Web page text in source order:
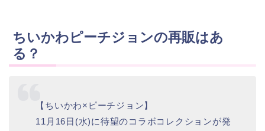
ちいかわピーチジョンの再販はあ
る？
【ちいかわ×ピーチジョン】
11月16日(水)に待望のコラボコレクションが発